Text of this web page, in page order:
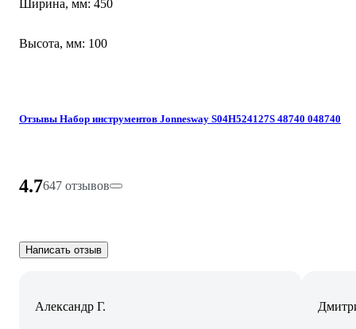
Ширина, мм: 450
Высота, мм: 100
Отзывы Набор инструментов Jonnesway S04H524127S 48740 048740
4.7647 отзывов
Написать отзыв
Александр Г.